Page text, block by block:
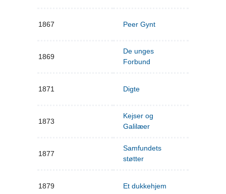
1867 Peer Gynt
1869
De unges
Forbund
1871 Digte
1873
Kejser og
Galilæer
1877
Samfundets
støtter
1879 Et dukkehjem